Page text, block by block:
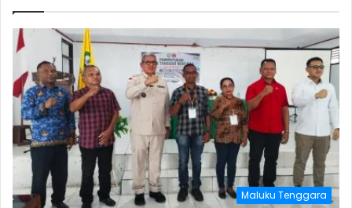
Maluku Tenggara